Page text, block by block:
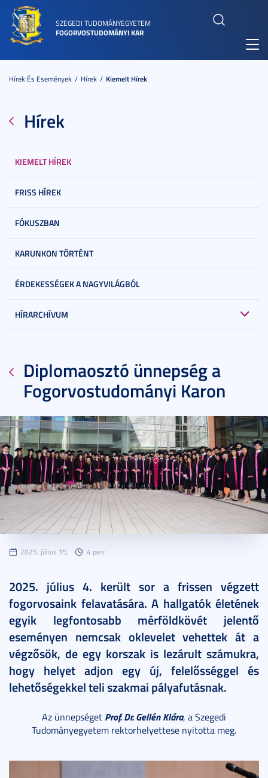
SZEGEDI TUDOMÁNYEGYETEM
FOGORVOSTUDOMÁNYI KAR
Hírek És Események Hírek Kiemelt Hírek
Hírek
KIEMELT HÍREK
FRISS HÍREK
FÓKUSZBAN
KARUNKON TÖRTÉNT
ÉRDEKESSÉGEK A NAGYVILÁGBÓL
HÍRARCHÍVUM
Diplomaosztó ünnepség a
Fogorvostudományi Karon
2025. július 15. 4 perc
2025. július 4. került sor a frissen végzett
fogorvosaink felavatására. A hallgatók életének
egyik legfontosabb mérföldkövét jelentő
eseményen nemcsak oklevelet vehettek át a
végzősök, de egy korszak is lezárult számukra,
hogy helyet adjon egy új, felelősséggel és
lehetőségekkel teli szakmai pályafutásnak.
Az ünnepséget Prof. Dr. Gellén Klára, a Szegedi
Tudományegyetem rektorhelyettese nyitotta meg.